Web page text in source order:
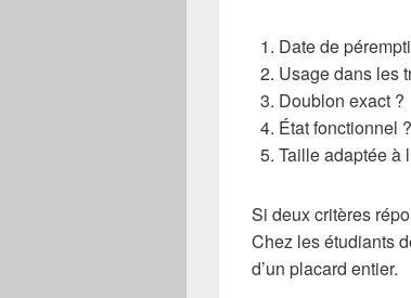
Date de
Usage dans les
Doublon exact ?
État fonctionnel ?
Taille adaptée à
Si deux critères
Chez les étudiants
d’un placard entier.